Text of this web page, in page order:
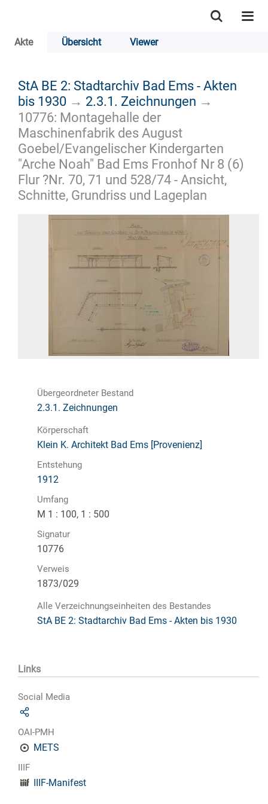
Akte Übersicht Viewer
StA BE 2: Stadtarchiv Bad Ems - Akten
bis 1930 → 2.3.1. Zeichnungen →
10776: Montagehalle der
Maschinenfabrik des August
Goebel/Evangelischer Kindergarten
"Arche Noah" Bad Ems Fronhof Nr 8 (6)
Flur ?Nr. 70, 71 und 528/74 - Ansicht,
Schnitte, Grundriss und Lageplan
Übergeordneter Bestand
2.3.1. Zeichnungen
Körperschaft
Klein K. Architekt Bad Ems [Provenienz]
Entstehung
1912
Umfang
M 1 : 100, 1 : 500
Signatur
10776
Verweis
1873/029
Alle Verzeichnungseinheiten des Bestandes
StA BE 2: Stadtarchiv Bad Ems - Akten bis 1930
Links
Social Media
OAI-PMH
METS
IIIF
IIIF-Manifest